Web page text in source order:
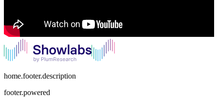
home.footer.description
footer.powered